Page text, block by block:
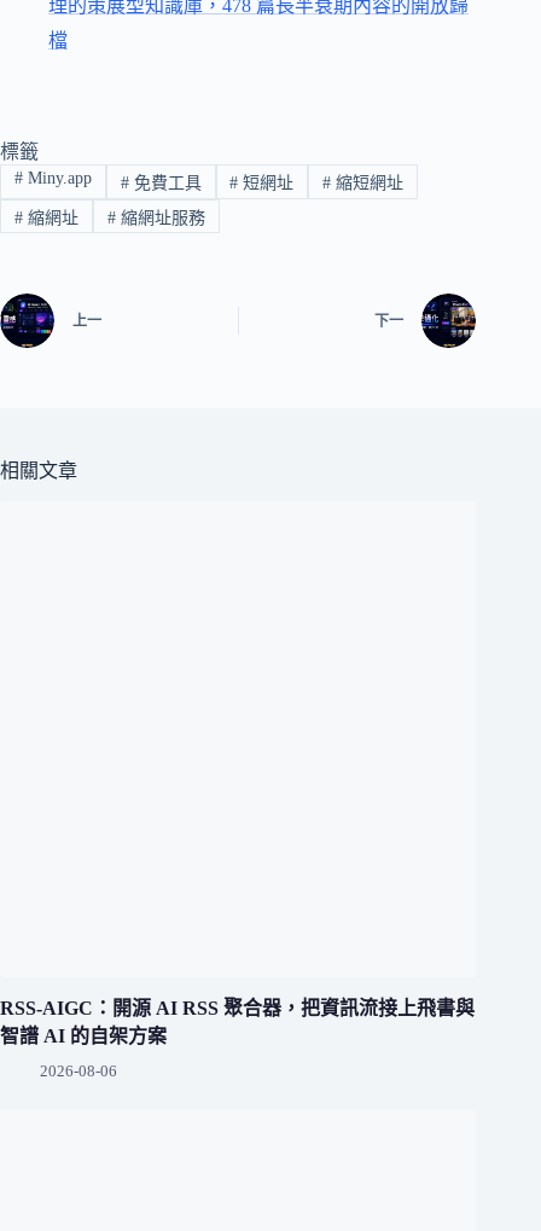
理的策展型知識庫，478 篇長半衰期內容的開放歸
檔
標籤
#Miny.app #免費工具 # 短網址 # 縮短網址
#縮網址 #縮網址服務
上一 下一
相關文章
RSS-AIGC：開源 AI RSS 聚合器，把資訊流接上飛書與
智譜 AI 的自架方案
2026-08-06